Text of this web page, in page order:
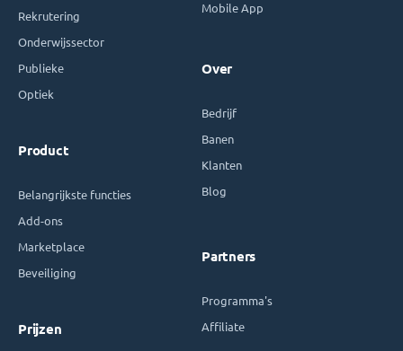
Rekrutering
Onderwijssector
Publieke
Optiek
Product
Belangrijkste functies
Add-ons
Marketplace
Beveiliging
Prijzen
Mobile App
Over
Bedrijf
Banen
Klanten
Blog
Partners
Programma's
Affiliate